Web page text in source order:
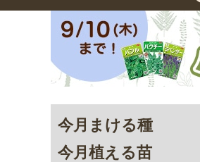
今月まける種
今月植える苗